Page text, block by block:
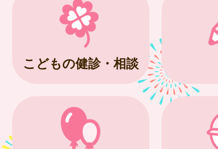
こどもの健診・相談